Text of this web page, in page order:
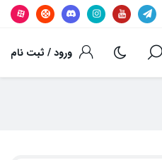
ورود / ثبت نام